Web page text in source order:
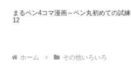
まるペン4コマ漫画～ペン丸初めての試練
12
ホーム その他いろいろ